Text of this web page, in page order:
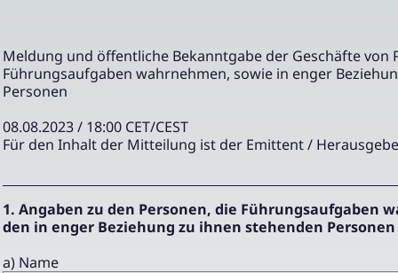
Meldung und öffentliche Bekanntgabe der Geschäfte von
Führungsaufgaben wahrnehmen, sowie in enger
Personen
08.08.2023 / 18:00 CET/CEST
Für den Inhalt der Mitteilung ist der Emittent /
1. Angaben zu den Personen, die Führungsaufgaben
den in enger Beziehung zu ihnen stehenden Personen
a) Name